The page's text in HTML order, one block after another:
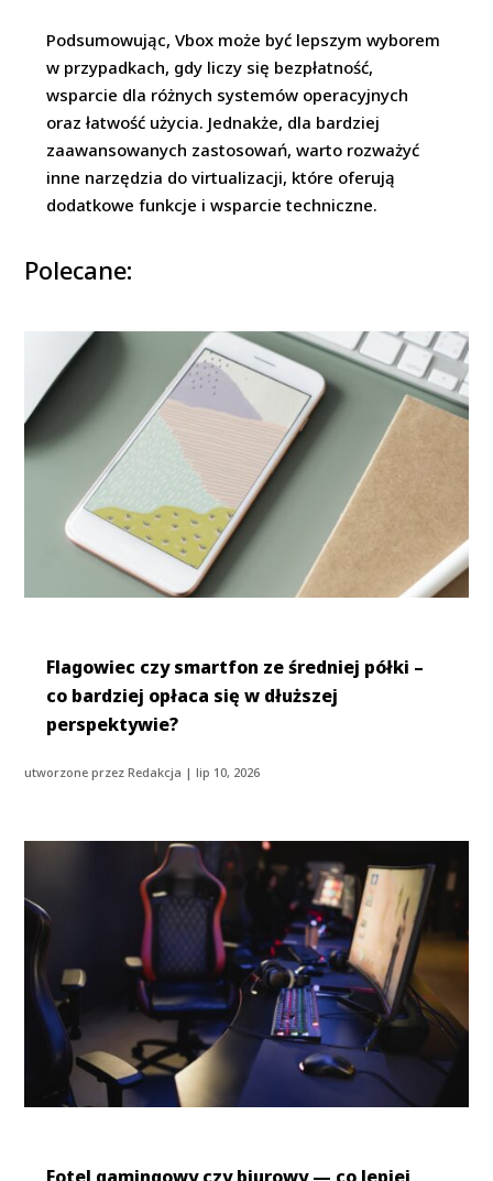
Podsumowując, Vbox może być lepszym wyborem
w przypadkach, gdy liczy się bezpłatność,
wsparcie dla różnych systemów operacyjnych
oraz łatwość użycia. Jednakże, dla bardziej
zaawansowanych zastosowań, warto rozważyć
inne narzędzia do virtualizacji, które oferują
dodatkowe funkcje i wsparcie techniczne.
Polecane:
Flagowiec czy smartfon ze średniej półki –
co bardziej opłaca się w dłuższej
perspektywie?
utworzone przezRedakcja |lip 10, 2026